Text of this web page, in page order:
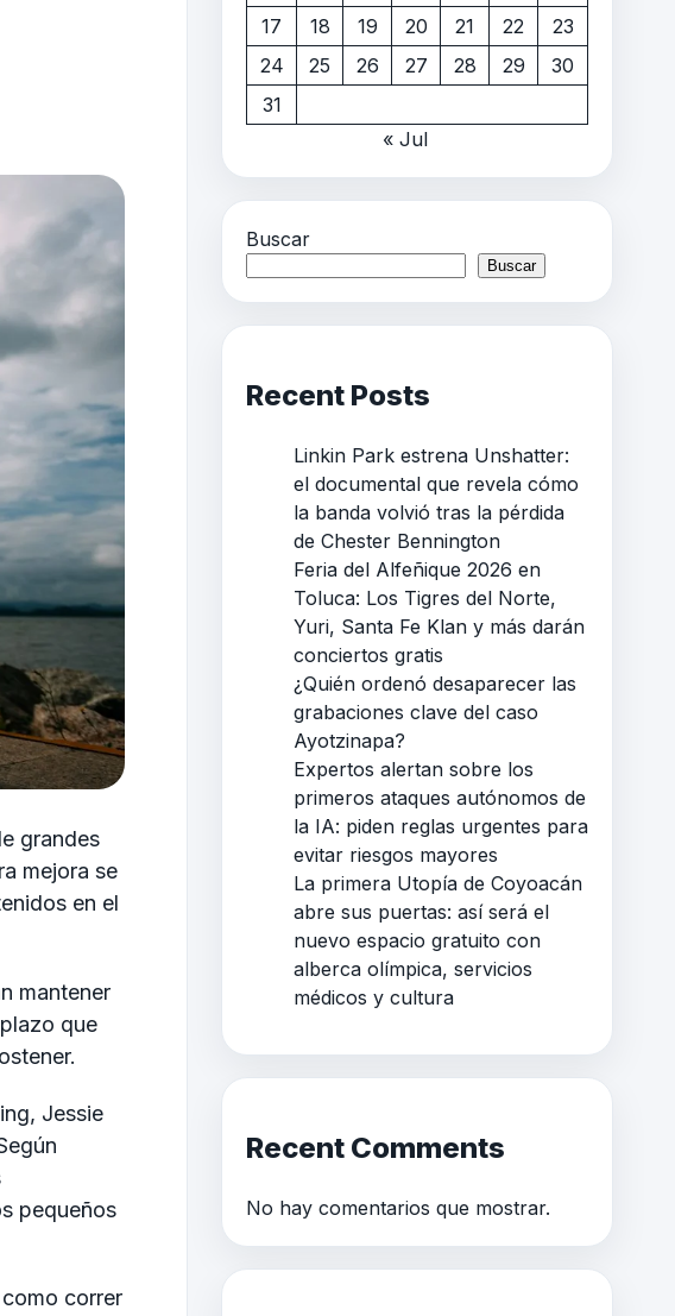
grandes
mejora se
en el
mantener
que
Jessie
pequeños
correr
17
18 19 20 21 22
23
24
25 26 27 28 29
30
31
« Jul
Buscar
Buscar
Recent Posts
Linkin Park estrena Unshatter:
el documental que revela cómo
la banda volvió tras la pérdida
de Chester Bennington
Feria del Alfeñique 2026 en
Toluca: Los Tigres del Norte,
Yuri, Santa Fe Klan y más darán
conciertos gratis
¿Quién ordenó desaparecer las
grabaciones clave del caso
Ayotzinapa?
Expertos alertan sobre los
primeros ataques autónomos de
la IA: piden reglas urgentes para
evitar riesgos mayores
La primera Utopía de Coyoacán
abre sus puertas: así será el
nuevo espacio gratuito con
alberca olímpica, servicios
médicos y cultura
Recent Comments
No hay comentarios que mostrar.